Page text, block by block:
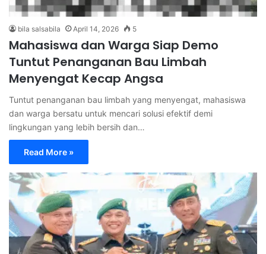
bila salsabila April 14, 2026 5
Mahasiswa dan Warga Siap Demo
Tuntut Penanganan Bau Limbah
Menyengat Kecap Angsa
Tuntut penanganan bau limbah yang menyengat, mahasiswa
dan warga bersatu untuk mencari solusi efektif demi
lingkungan yang lebih bersih dan…
Read More »